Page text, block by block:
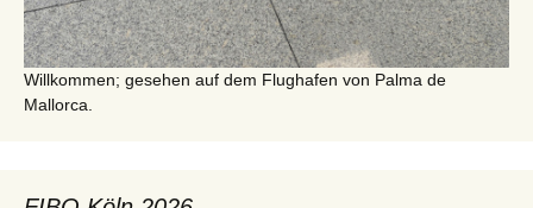
Willkommen; gesehen auf dem Flughafen von Palma de
Mallorca.